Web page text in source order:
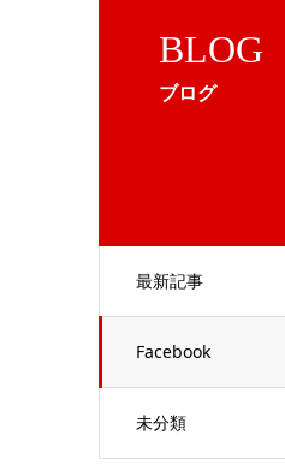
BLOG
ブログ
最新記事
Facebook
未分類